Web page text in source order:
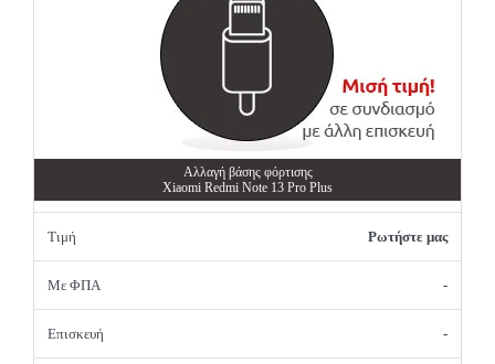
Αλλαγή βάσης φόρτισης
Xiaomi Redmi Note 13 Pro Plus
Τιμή Ρωτήστε μας
Με ΦΠΑ -
Επισκευή -